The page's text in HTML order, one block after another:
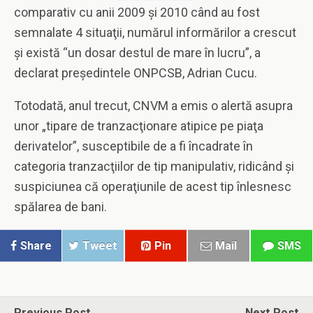
comparativ cu anii 2009 şi 2010 când au fost
semnalate 4 situaţii, numărul informărilor a crescut
şi există “un dosar destul de mare în lucru”, a
declarat preşedintele ONPCSB, Adrian Cucu.
Totodată, anul trecut, CNVM a emis o alertă asupra
unor „tipare de tranzacţionare atipice pe piaţa
derivatelor”, susceptibile de a fi încadrate în
categoria tranzacţiilor de tip manipulativ, ridicând şi
suspiciunea că operaţiunile de acest tip înlesnesc
spălarea de bani.
Share Tweet Pin Mail SMS